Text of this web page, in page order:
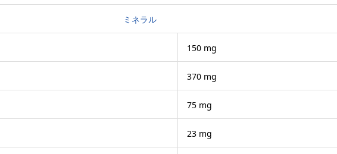
ミネラル
150 mg
370 mg
75 mg
23 mg